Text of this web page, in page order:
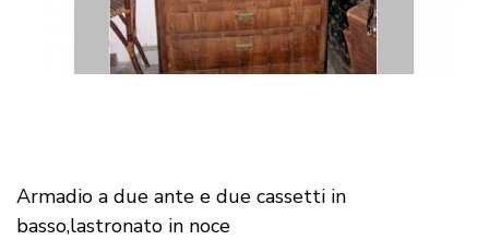
Armadio a due ante e due cassetti in
basso,lastronato in noce